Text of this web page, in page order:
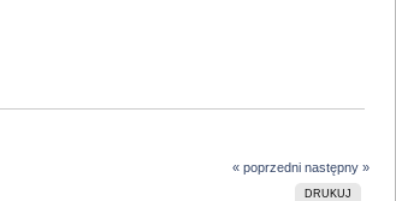
« poprzedni następny »
DRUKUJ